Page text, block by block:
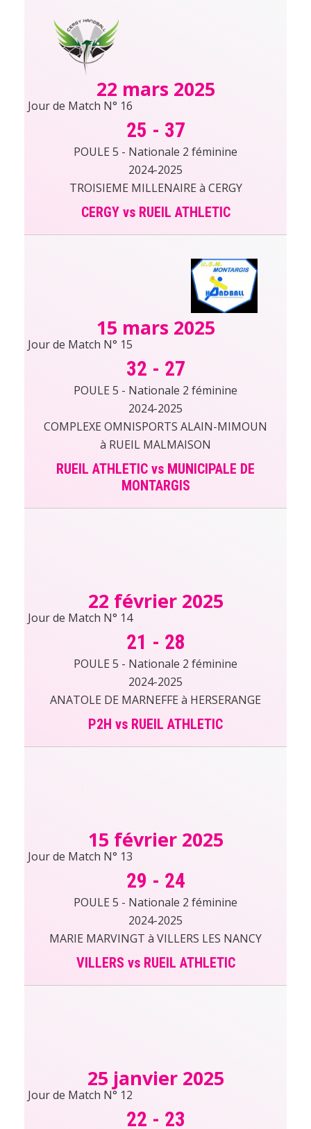
22 mars 2025
Jour de Match N° 16
25 - 37
POULE 5 - Nationale 2 féminine
2024-2025
TROISIEME MILLENAIRE à CERGY
CERGY vs RUEIL ATHLETIC
15 mars 2025
Jour de Match N° 15
32 - 27
POULE 5 - Nationale 2 féminine
2024-2025
COMPLEXE OMNISPORTS ALAIN-MIMOUN
à RUEIL MALMAISON
RUEIL ATHLETIC vs MUNICIPALE DE
MONTARGIS
22 février 2025
Jour de Match N° 14
21 - 28
POULE 5 - Nationale 2 féminine
2024-2025
ANATOLE DE MARNEFFE à HERSERANGE
P2H vs RUEIL ATHLETIC
15 février 2025
Jour de Match N° 13
29 - 24
POULE 5 - Nationale 2 féminine
2024-2025
MARIE MARVINGT à VILLERS LES NANCY
VILLERS vs RUEIL ATHLETIC
25 janvier 2025
Jour de Match N° 12
22 - 23